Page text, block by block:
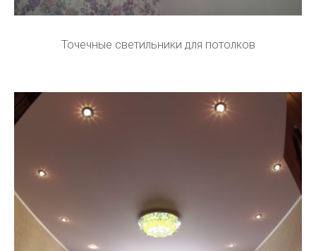
Точечные светильники для потолков